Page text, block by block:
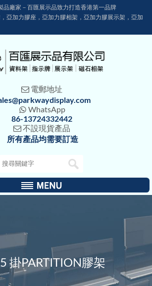
廠家－百匯展示品致力打造香港第一品牌
亞加力膠座，亞加力膠相架，亞加力膠展示架，亞加
 電郵地址
 WhatsApp
86-13724332442
不設現貨產品
所有產品均需要訂造
掛PARTITION膠架